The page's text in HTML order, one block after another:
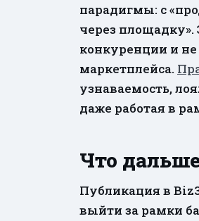
парадигмы: с
через площадку».
конкуренции и не
маркетплейса.
узнаваемость,
даже работая в
Что
Публикация в
выйти за рамки